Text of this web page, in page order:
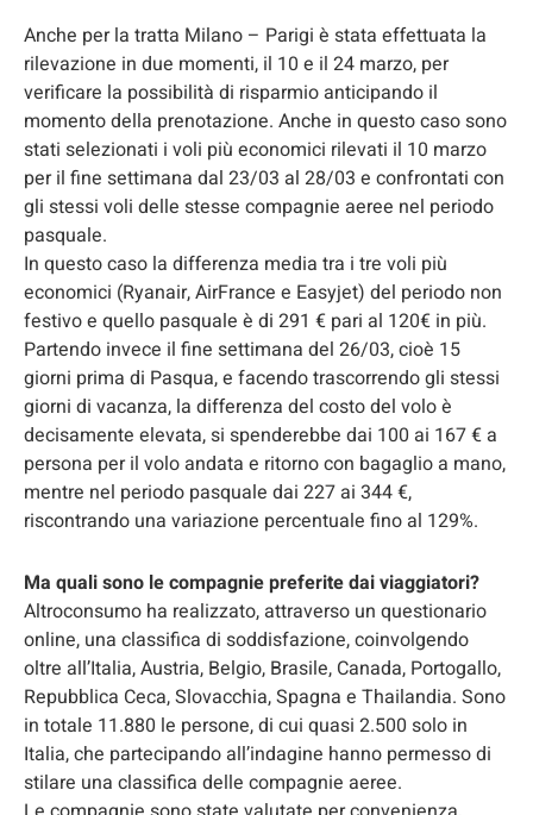
Anche per la tratta Milano – Parigi è stata effettuata la
rilevazione in due momenti, il 10 e il 24 marzo, per
verificare la possibilità di risparmio anticipando il
momento della prenotazione. Anche in questo caso sono
stati selezionati i voli più economici rilevati il 10 marzo
per il fine settimana dal 23/03 al 28/03 e confrontati con
gli stessi voli delle stesse compagnie aeree nel periodo
pasquale.
In questo caso la differenza media tra i tre voli più
economici (Ryanair, AirFrance e Easyjet) del periodo non
festivo e quello pasquale è di 291 € pari al 120€ in più.
Partendo invece il fine settimana del 26/03, cioè 15
giorni prima di Pasqua, e facendo trascorrendo gli stessi
giorni di vacanza, la differenza del costo del volo è
decisamente elevata, si spenderebbe dai 100 ai 167 € a
persona per il volo andata e ritorno con bagaglio a mano,
mentre nel periodo pasquale dai 227 ai 344 €,
riscontrando una variazione percentuale fino al 129%.
Ma quali sono le compagnie preferite dai viaggiatori?
Altroconsumo ha realizzato, attraverso un questionario
online, una classifica di soddisfazione, coinvolgendo
oltre all’Italia, Austria, Belgio, Brasile, Canada, Portogallo,
Repubblica Ceca, Slovacchia, Spagna e Thailandia. Sono
in totale 11.880 le persone, di cui quasi 2.500 solo in
Italia, che partecipando all’indagine hanno permesso di
stilare una classifica delle compagnie aeree.